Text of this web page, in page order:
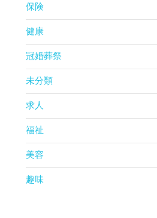
保険
健康
冠婚葬祭
未分類
求人
福祉
美容
趣味